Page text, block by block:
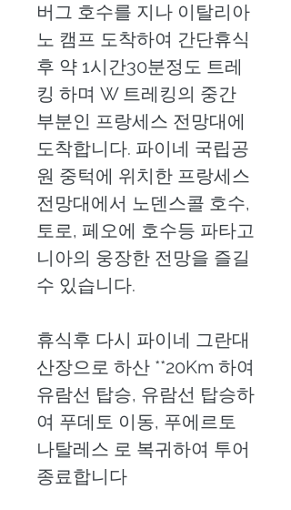
버그 호수를 지나 이탈리아
노 캠프 도착하여 간단휴식
후 약 1시간30분정도 트레
킹 하며 W 트레킹의 중간
부분인 프랑세스 전망대에
도착합니다. 파이네 국립공
원 중턱에 위치한 프랑세스
전망대에서 노덴스콜 호수,
토로, 페오에 호수등 파타고
니아의 웅장한 전망을 즐길
수 있습니다.
휴식후 다시 파이네 그란대
산장으로 하산 **20Km 하여
유람선 탑승, 유람선 탑승하
여 푸데토 이동, 푸에르토
나탈레스 로 복귀하여 투어
종료합니다